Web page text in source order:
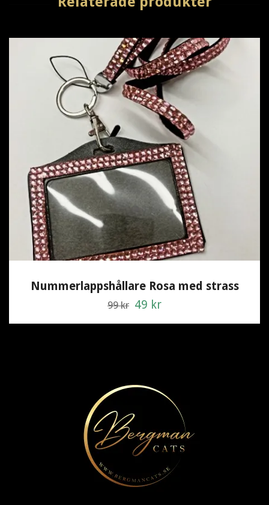
Nummerlappshållare Rosa med strass
99 kr 49 kr